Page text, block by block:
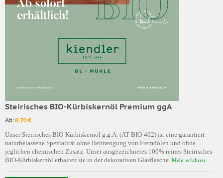
Steirisches BIO-Kürbiskernöl Premium ggA
Ab:8,70 €
Unser Steirisches BIO-Kürbiskernöl g.g.A. (AT-BIO-402) ist eine garantiert
naturbelassene Spezialität ohne Beimengung von Fremdölen und ohne
jeglichen chemischen Zusatz. Unser ausgezeichnetes 100% reines Steirisches
BIO-Kürbiskernöl erhalten sie in der dekorativen Glasflasche. Mehr erfahren